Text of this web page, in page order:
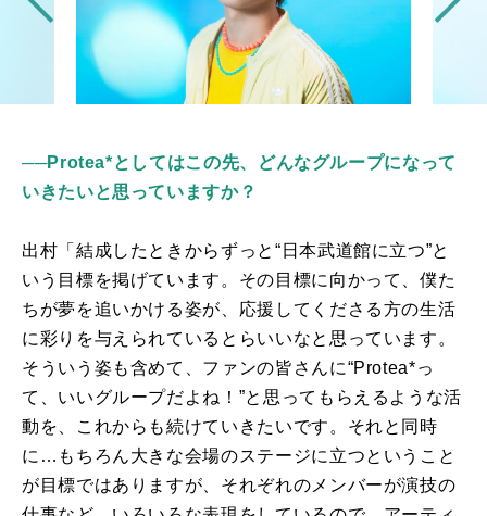
──Protea*としてはこの先、どんなグループになって
いきたいと思っていますか？
出村「結成したときからずっと“日本武道館に立つ”と
いう目標を掲げています。その目標に向かって、僕た
ちが夢を追いかける姿が、応援してくださる方の生活
に彩りを与えられているとらいいなと思っています。
そういう姿も含めて、ファンの皆さんに“Protea*っ
て、いいグループだよね！”と思ってもらえるような活
動を、これからも続けていきたいです。それと同時
に…もちろん大きな会場のステージに立つということ
が目標ではありますが、それぞれのメンバーが演技の